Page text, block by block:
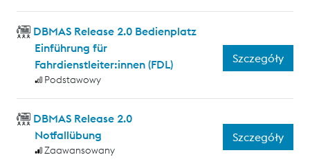
DBMAS Release 2.0 Bedienplatz
Einführung für
Fahrdienstleiter:innen (FDL)
Podstawowy
Szczegóły
DBMAS Release 2.0
Notfallübung
Zaawansowany
Szczegóły